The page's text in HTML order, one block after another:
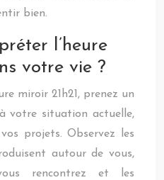
bien.
l’heure
votre vie ?
miroir 21h21, prenez un
votre situation actuelle,
projets. Observez les
autour de vous,
rencontrez et les